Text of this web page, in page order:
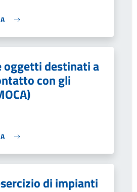
oggetti destinati a
con gli
di impianti